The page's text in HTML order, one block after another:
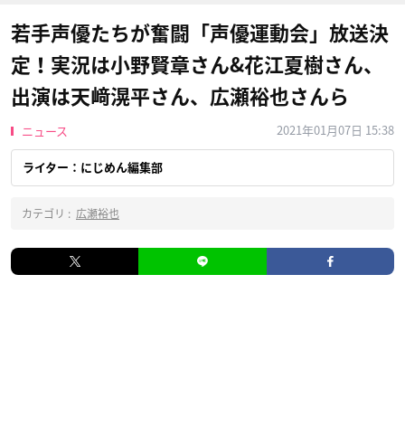
若手声優たちが奮闘「声優運動会」放送決
定！実況は小野賢章さん&花江夏樹さん、
出演は天﨑滉平さん、広瀬裕也さんら
ニュース 2021年01月07日 15:38
ライター：にじめん編集部
カテゴリ : 広瀬裕也